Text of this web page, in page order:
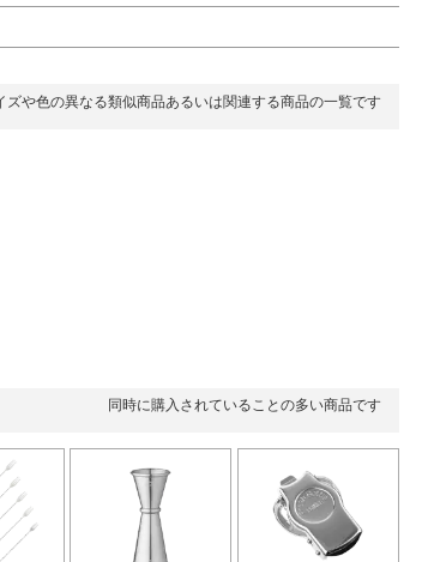
ズや色の異なる類似商品あるいは関連する商品の一覧です
同時に購入されていることの多い商品です